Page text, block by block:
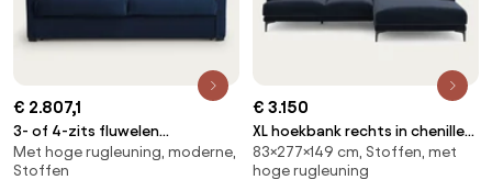
€ 2.807,1
3- of 4-zits fluwelen
slaapbank, Camille
Met hoge rugleuning, moderne,
Stoffen
€ 3.150
XL hoekbank rechts in chenille
fluweel, MARSILE
83×277×149 cm, Stoffen, met
hoge rugleuning